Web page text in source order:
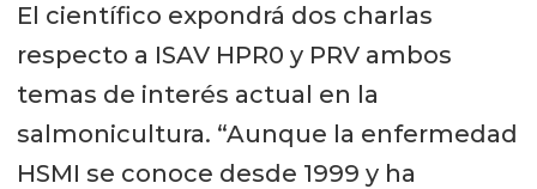
El científico expondrá dos charlas
respecto a ISAV HPR0 y PRV ambos
temas de interés actual en la
salmonicultura. “Aunque la enfermedad
HSMI se conoce desde 1999 y ha